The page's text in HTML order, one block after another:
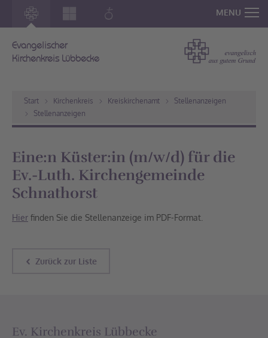
MENU
Evangelischer
Kirchenkreis Lübbecke
Start Kirchenkreis Kreiskirchenamt
Stellenanzeigen
Stellenanzeigen
Eine:n Küster:in (m/w/d) für die
Ev.-Luth. Kirchengemeinde
Schnathorst
Hier finden Sie die Stellenanzeige im PDF-Format.
Zurück zur Liste
Ev. Kirchenkreis Lübbecke